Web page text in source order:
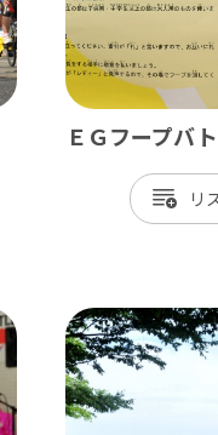
かずさ・臨海
木更津市
富津市
袖ケ浦市
市原市
ＥＧフープバ
リ